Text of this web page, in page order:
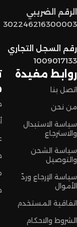
توصيل سريع وآمن
نضمن وصول
اختاروا الراحة
تسوق مميزة.
روابط مفيدة
اتصل بنا
من نحن
سياسة الاستبدال
والاسترجاع
سياسة الشحن
والتوصيل
سياسة الإرجاع وردّ
الأموال
اتفاقية المستخدم
الشروط والاحكام
الرقم الضريبي
302246216300003
رقم السجل التجاري
1009017133